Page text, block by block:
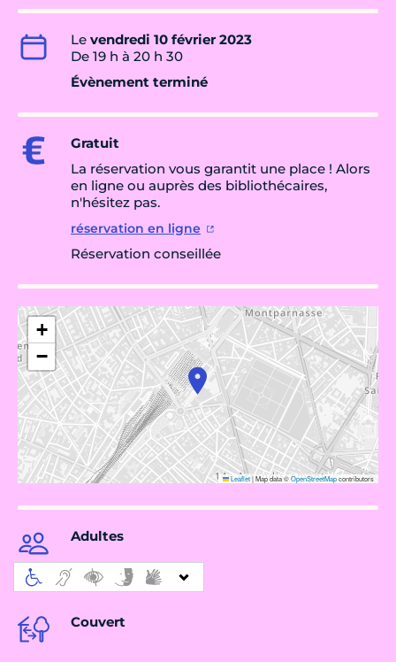
Le vendredi 10 février 2023
De 19 h à 20 h 30
Évènement terminé
Gratuit
La réservation vous garantit une place ! Alors
en ligne ou auprès des bibliothécaires,
n'hésitez pas.
réservation en ligne
Réservation conseillée
+
−
Leaflet|Map data ©OpenStreetMapcontributors
Adultes
Couvert